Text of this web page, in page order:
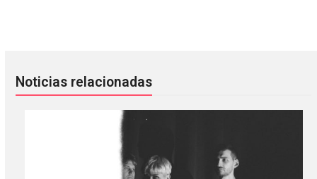
Noticias relacionadas